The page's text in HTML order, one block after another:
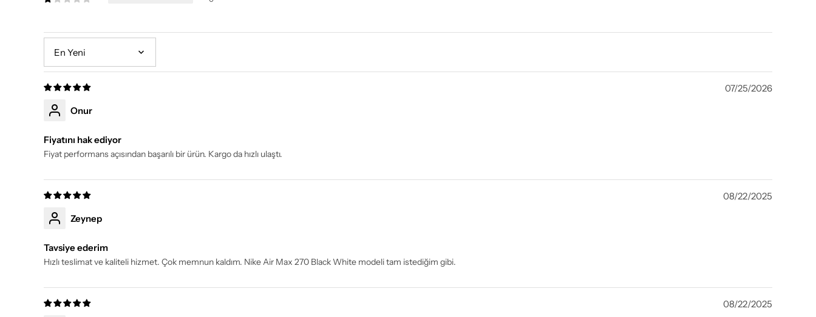
Sort by
07/25/2026
Onur
Fiyatını hak ediyor
Fiyat performans açısından başarılı bir ürün. Kargo da hızlı ulaştı.
08/22/2025
Zeynep
Tavsiye ederim
Hızlı teslimat ve kaliteli hizmet. Çok memnun kaldım. Nike Air Max 270 Black White modeli tam istediğim gibi.
08/22/2025